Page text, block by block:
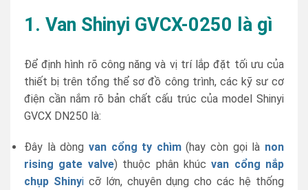
1. Van Shinyi GVCX-0250 là gì
Để định hình rõ công năng và vị trí lắp đặt tối ưu của
thiết bị trên tổng thể sơ đồ công trình,các kỹ sư cơ
điện cần nắm rõ bản chất cấu trúc của model Shinyi
GVCX DN250 là:
Đây là dòng van cổng ty chìm(hay còn gọi là non
rising gate valve) thuộc phân khúcvan cổng nắp
chụp Shinyicỡ lớn, chuyên dụng cho các hệ thống